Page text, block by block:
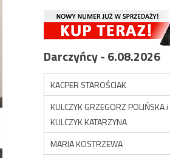
Darczyńcy - 6.08.2026
KACPER STAROŚCIAK
KULCZYK GRZEGORZ POLIŃSKA i
KULCZYK KATARZYNA
MARIA KOSTRZEWA